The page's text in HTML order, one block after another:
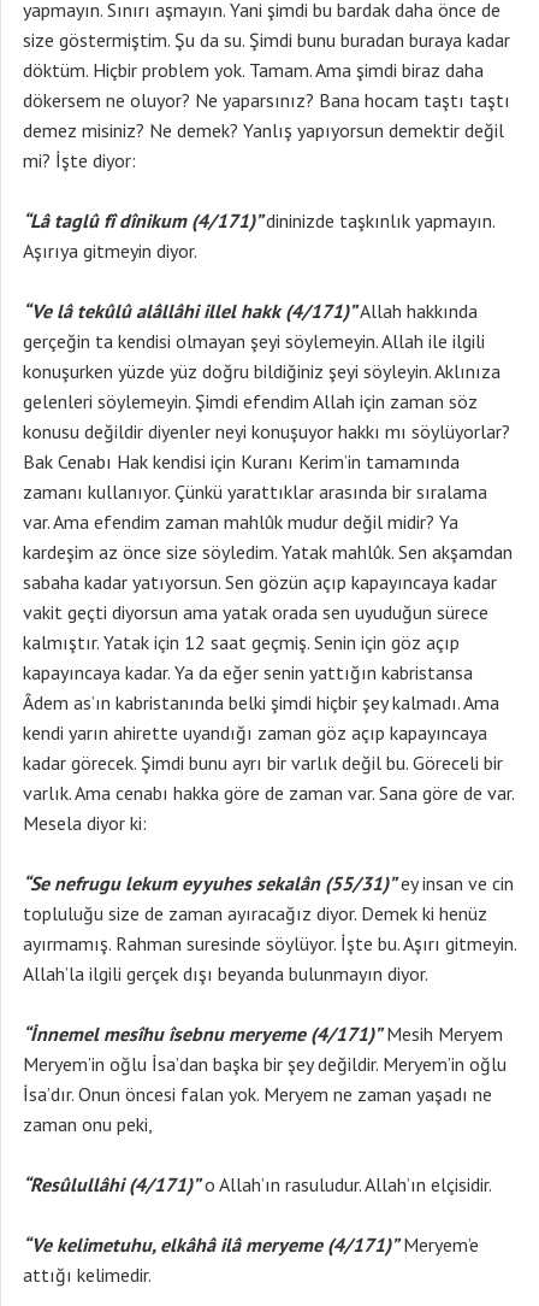
yapmayın. Sınırı aşmayın. Yani şimdi bu bardak daha önce de
size göstermiştim. Şu da su. Şimdi bunu buradan buraya kadar
döktüm. Hiçbir problem yok. Tamam. Ama şimdi biraz daha
dökersem ne oluyor? Ne yaparsınız? Bana hocam taştı taştı
demez misiniz? Ne demek? Yanlış yapıyorsun demektir değil
mi? İşte diyor:
“Lâ taglû fî dînikum (4/171)”dininizde taşkınlık yapmayın.
Aşırıya gitmeyin diyor.
“Ve lâ tekûlû alâllâhi illel hakk (4/171)”Allah hakkında
gerçeğin ta kendisi olmayan şeyi söylemeyin. Allah ile ilgili
konuşurken yüzde yüz doğru bildiğiniz şeyi söyleyin. Aklınıza
gelenleri söylemeyin. Şimdi efendim Allah için zaman söz
konusu değildir diyenler neyi konuşuyor hakkı mı söylüyorlar?
Bak Cenabı Hak kendisi için Kuranı Kerim’in tamamında
zamanı kullanıyor. Çünkü yarattıklar arasında bir sıralama
var. Ama efendim zaman mahlûk mudur değil midir? Ya
kardeşim az önce size söyledim. Yatak mahlûk. Sen akşamdan
sabaha kadar yatıyorsun. Sen gözün açıp kapayıncaya kadar
vakit geçti diyorsun ama yatak orada sen uyuduğun sürece
kalmıştır. Yatak için 12 saat geçmiş. Senin için göz açıp
kapayıncaya kadar. Ya da eğer senin yattığın kabristansa
Âdem as’ın kabristanında belki şimdi hiçbir şey kalmadı. Ama
kendi yarın ahirette uyandığı zaman göz açıp kapayıncaya
kadar görecek. Şimdi bunu ayrı bir varlık değil bu. Göreceli bir
varlık. Ama cenabı hakka göre de zaman var. Sana göre de var.
Mesela diyor ki:
“Se nefrugu lekum eyyuhes sekalân (55/31)”ey insan ve cin
topluluğu size de zaman ayıracağız diyor. Demek ki henüz
ayırmamış. Rahman suresinde söylüyor. İşte bu. Aşırı gitmeyin.
Allah’la ilgili gerçek dışı beyanda bulunmayın diyor.
“İnnemel mesîhu îsebnu meryeme (4/171)”Mesih Meryem
Meryem’in oğlu İsa’dan başka bir şey değildir. Meryem’in oğlu
İsa’dır. Onun öncesi falan yok. Meryem ne zaman yaşadı ne
zaman onu peki,
“Resûlullâhi (4/171)”o Allah’ın rasuludur. Allah’ın elçisidir.
“Ve kelimetuhu, elkâhâ ilâ meryeme (4/171)”Meryem’e
attığı kelimedir.